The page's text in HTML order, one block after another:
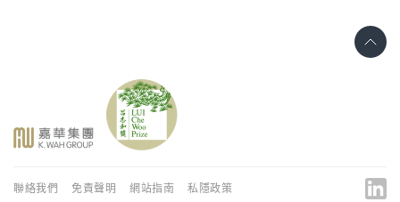
聯絡我們 免責聲明 網站指南 私隱政策